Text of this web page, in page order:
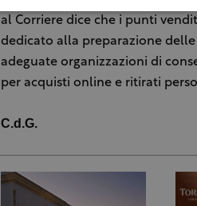
al Corriere dice che i punti
dedicato alla preparazione
adeguate organizzazioni di
per acquisti online e ritirati
C.d.G.